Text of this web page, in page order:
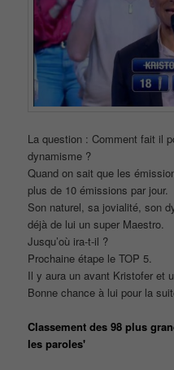
La question : Comment fait il
dynamisme ?
Quand on sait que les
plus de 10 émissions par jour.
Son naturel, sa jovialité, son
déjà de lui un super Maestro.
Jusqu’où ira-t-il ?
Prochaine étape le TOP 5.
Il y aura un avant Kristofer et
Bonne chance à lui pour la
Classement des 98 plus
les paroles'